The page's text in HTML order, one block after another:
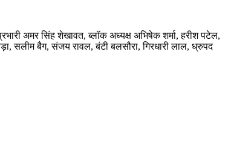
अमर सिंह शेखावत, ब्लॉक अध्यक्ष अभिषेक शर्मा, हरीश पटेल,
सलीम बैग, संजय रावल, बंटी बलसौरा, गिरधारी लाल, ध्रुपद